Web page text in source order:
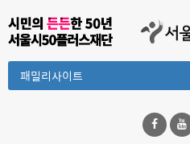
패밀리사이트Toggle
Dropdown